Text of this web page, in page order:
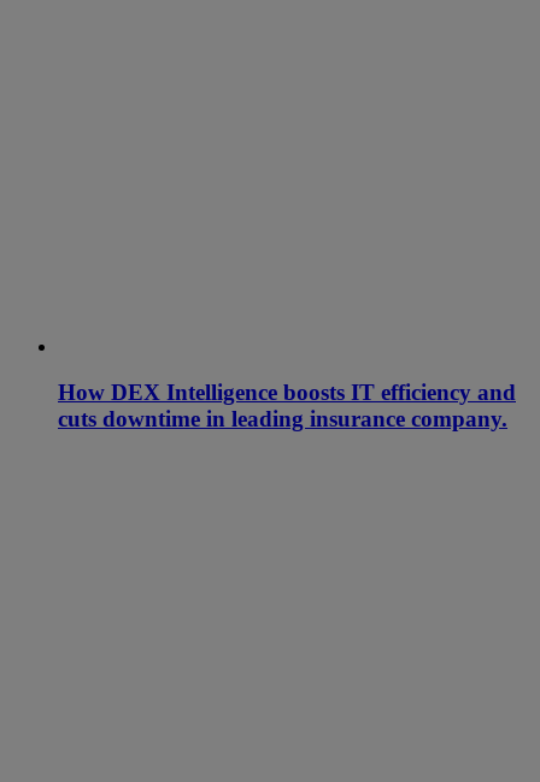
How DEX Intelligence boosts IT efficiency and
cuts downtime in leading insurance company.